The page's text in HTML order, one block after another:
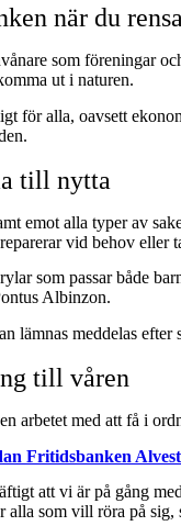
när du
som föreningar
ut i naturen.
alla, oavsett
till nytta
emot alla typer av
vid behov eller
som passar både
Albinzon.
lämnas meddelas efter
till våren
arbetet med att få i
Fritidsbanken
att vi är på gång
som vill röra på sig,